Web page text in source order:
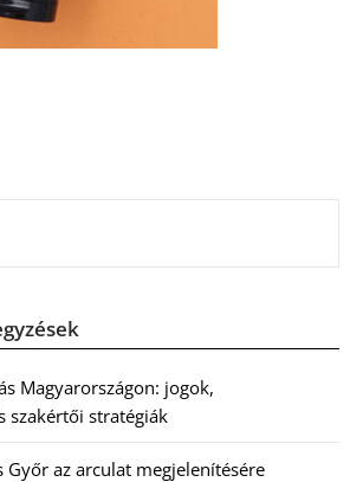
Magyarországon: jogok,
szakértői stratégiák
Győr az arculat megjelenítésére